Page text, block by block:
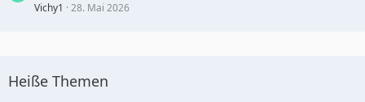
Vichy1 28. Mai 2026
Heiße Themen